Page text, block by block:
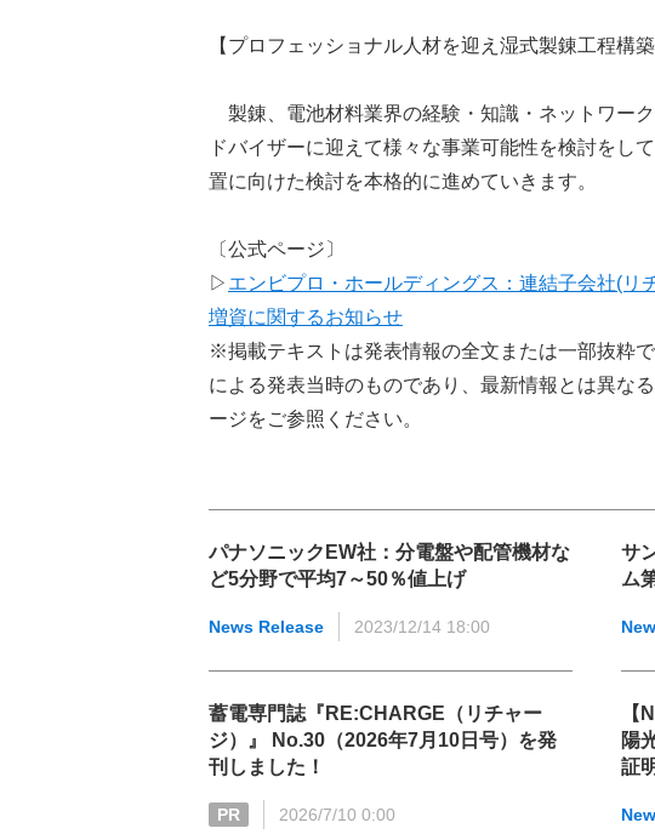
【プロフェッショナル人材を迎え湿式製錬工程構築
製錬、電池材料業界の経験・知識・ネットワー
ドバイザーに迎えて様々な事業可能性を検討をし
置に向けた検討を本格的に進めていきます。
〔公式ページ〕
▷ エンビプロ・ホールディングス：連結子会社(リ
増資に関するお知らせ
※掲載テキストは発表情報の全文または一部抜粋
による発表当時のものであり、最新情報とは異な
ージをご参照ください。
パナソニックEW社：分電盤や配管機材な
ど5分野で平均7～50％値上げ
News Release 2023/12/14 18:00
サ
ム
蓄電専門誌『RE:CHARGE（リチャー
ジ）』 No.30（2026年7月10日号）を発
刊しました！
PR 2026/7/10 0:00
【
陽
証